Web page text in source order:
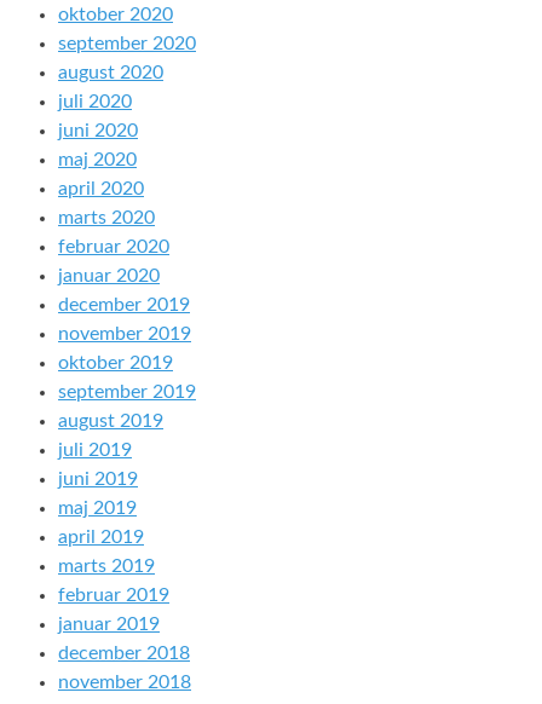
oktober 2020
september 2020
august 2020
juli 2020
juni 2020
maj 2020
april 2020
marts 2020
februar 2020
januar 2020
december 2019
november 2019
oktober 2019
september 2019
august 2019
juli 2019
juni 2019
maj 2019
april 2019
marts 2019
februar 2019
januar 2019
december 2018
november 2018